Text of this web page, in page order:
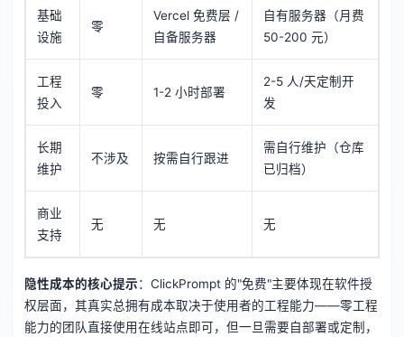
基础
设施
零
Vercel 免费层 /
自备服务器
自有服务器（月费
50-200 元）
工程
投入
零 1-2 小时部署
2-5 人/天定制开
发
长期
维护
不涉及 按需自行跟进
需自行维护（仓库
已归档）
商业
支持
无 无 无
隐性成本的核心提示：ClickPrompt 的"免费"主要体现在软件授
权层面，其真实总拥有成本取决于使用者的工程能力——零工程
能力的团队直接使用在线站点即可，但一旦需要自部署或定制，